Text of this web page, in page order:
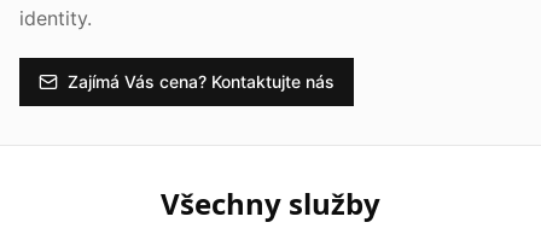
identity.
Zajímá Vás cena? Kontaktujte nás
Všechny služby